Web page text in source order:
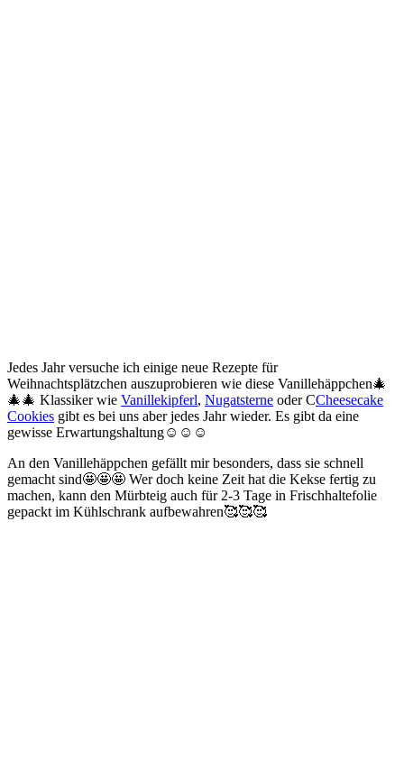
Jedes Jahr versuche ich einige neue Rezepte für
Weihnachtsplätzchen auszuprobieren wie diese Vanillehäppchen🎄
🎄🎄 Klassiker wie Vanillekipferl, Nugatsterne oder CCheesecake
Cookies gibt es bei uns aber jedes Jahr wieder. Es gibt da eine
gewisse Erwartungshaltung☺️☺️☺️
An den Vanillehäppchen gefällt mir besonders, dass sie schnell
gemacht sind🤩🤩🤩 Wer doch keine Zeit hat die Kekse fertig zu
machen, kann den Mürbteig auch für 2-3 Tage in Frischhaltefolie
gepackt im Kühlschrank aufbewahren🥰🥰🥰